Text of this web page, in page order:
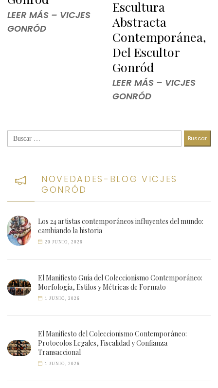
LEER MÁS – VICJES
GONRÓD
Escultura
Abstracta
Contemporánea,
Del Escultor
Gonród
LEER MÁS – VICJES
GONRÓD
Buscar:
NOVEDADES-BLOG VICJES
GONRÓD
Los 24 artistas contemporáneos influyentes del mundo:
cambiando la historia
20 JUNIO, 2026
El Manifiesto Guía del Coleccionismo Contemporáneo:
Morfología, Estilos y Métricas de Formato
1 JUNIO, 2026
El Manifiesto del Coleccionismo Contemporáneo:
Protocolos Legales, Fiscalidad y Confianza
Transaccional
1 JUNIO, 2026